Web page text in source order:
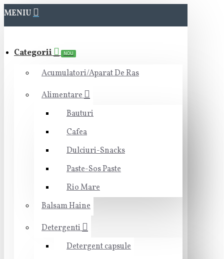
MENIU
Categorii NOU
Acumulatori/Aparat De Ras
Alimentare
Bauturi
Cafea
Dulciuri-Snacks
Paste-Sos Paste
Rio Mare
Balsam Haine
Detergenti
Detergent capsule